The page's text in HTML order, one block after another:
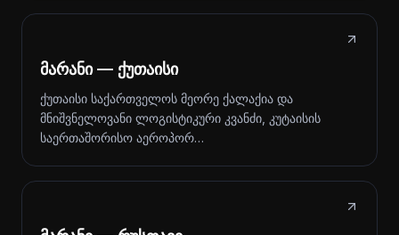
მარანი — ქუთაისი
ქუთაისი საქართველოს მეორე ქალაქია და
მნიშვნელოვანი ლოგისტიკური კვანძი, კუტაისის
საერთაშორისო აეროპორ…